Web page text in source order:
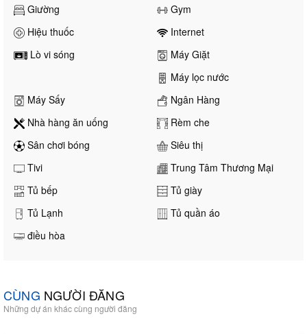
Giường
Gym
Hiệu thuốc
Internet
Lò vi sóng
Máy Giặt
Máy lọc nước
Máy Sấy
Ngân Hàng
Nhà hàng ăn uống
Rèm che
Sân chơi bóng
Siêu thị
Tivi
Trung Tâm Thương Mại
Tủ bếp
Tủ giày
Tủ Lạnh
Tủ quần áo
điều hòa
CÙNG NGƯỜI ĐĂNG
Những dự án khác cùng người đăng